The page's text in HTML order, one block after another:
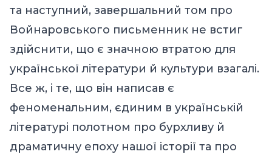
та наступний, завершальний том про
Войнаровського письменник не встиг
здійснити, що є значною втратою для
української літератури й культури взагалі.
Все ж, і те, що він написав є
феноменальним, єдиним в українській
літературі полотном про бурхливу й
драматичну епоху нашої історії та про